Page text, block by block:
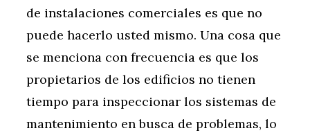
de instalaciones comerciales es que no
puede hacerlo usted mismo. Una cosa que
se menciona con frecuencia es que los
propietarios de los edificios no tienen
tiempo para inspeccionar los sistemas de
mantenimiento en busca de problemas, lo